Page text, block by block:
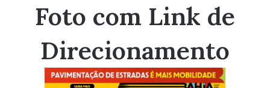
mail
Foto com Link de
Direcionamento